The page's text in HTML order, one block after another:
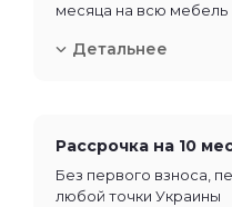
месяца на всю мебель
Детальнее
Рассрочка на 10
Без первого взноса,
любой точки Украины